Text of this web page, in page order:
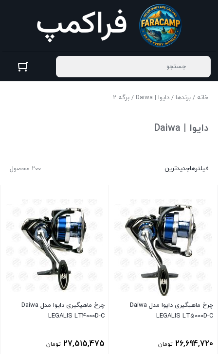
خانه / برندها / دایوا | Daiwa / برگه 2
دایوا | Daiwa
200 محصول فیلترهاجدیدترین
چرخ ماهیگیری دایوا مدل Daiwa
LEGALIS LT5000D-C
26,694,720 تومان
چرخ ماهیگیری دایوا مدل Daiwa
LEGALIS LT4000D-C
27,515,475 تومان